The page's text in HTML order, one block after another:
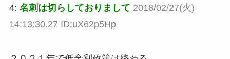
4: 名刺は切らしておりまして 2018/02/27(火)
14:13:30.27 ID:uX62p5Hp